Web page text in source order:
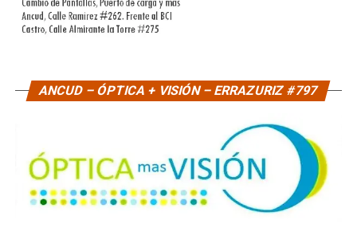
ANCUD – ÓPTICA + VISIÓN – ERRAZURIZ #797